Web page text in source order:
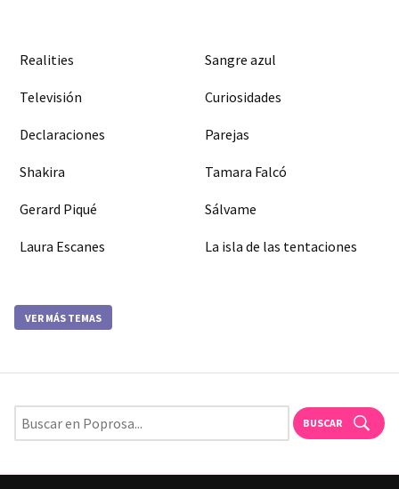
Realities Sangre azul
Televisión Curiosidades
Declaraciones Parejas
Shakira Tamara Falcó
Gerard Piqué Sálvame
Laura Escanes La isla de las tentaciones
VER MÁS TEMAS
BUSCAR